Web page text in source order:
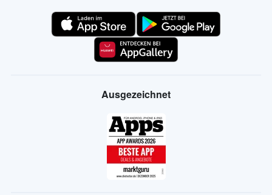
Ausgezeichnet